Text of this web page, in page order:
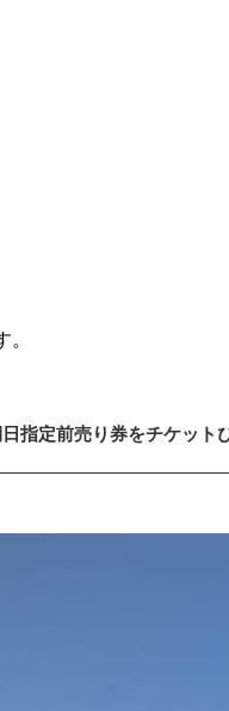
指定前売り券をチケット